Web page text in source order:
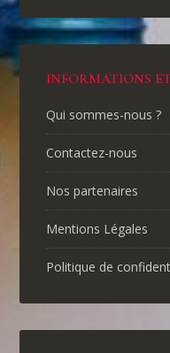
INFORMATIONS
Qui sommes-nous ?
Contactez-nous
Nos partenaires
Mentions Légales
Politique de